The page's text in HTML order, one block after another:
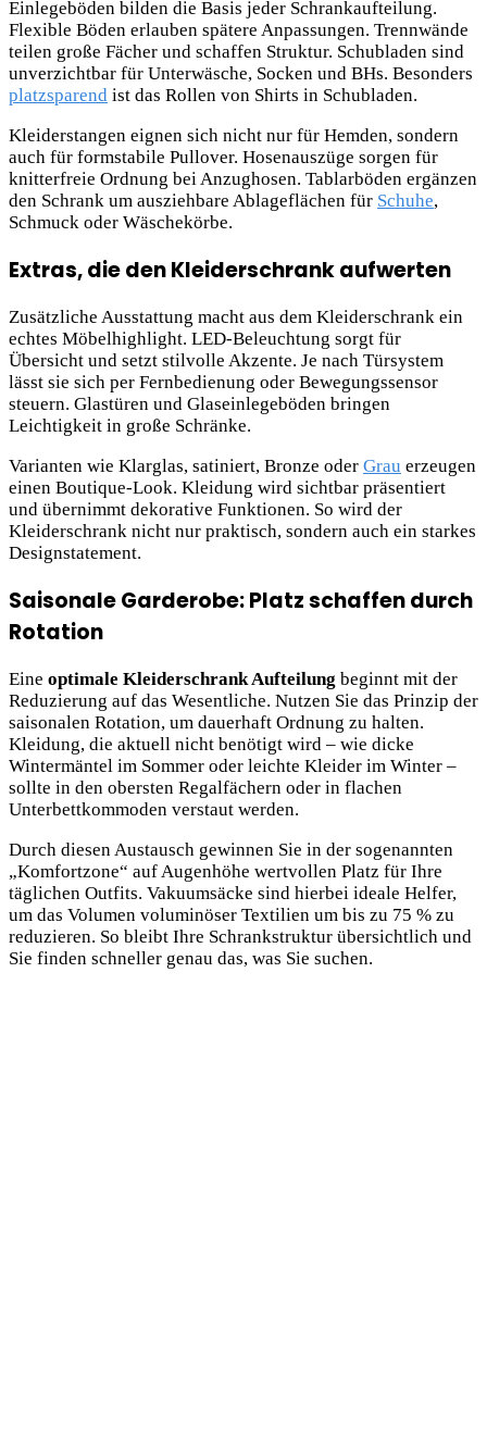
Einlegeböden bilden die Basis jeder Schrankaufteilung.
Flexible Böden erlauben spätere Anpassungen. Trennwände
teilen große Fächer und schaffen Struktur. Schubladen sind
unverzichtbar für Unterwäsche, Socken und BHs. Besonders
platzsparend ist das Rollen von Shirts in Schubladen.
Kleiderstangen eignen sich nicht nur für Hemden, sondern
auch für formstabile Pullover. Hosenauszüge sorgen für
knitterfreie Ordnung bei Anzughosen. Tablarböden ergänzen
den Schrank um ausziehbare Ablageflächen für Schuhe,
Schmuck oder Wäschekörbe.
Extras, die den Kleiderschrank aufwerten
Zusätzliche Ausstattung macht aus dem Kleiderschrank ein
echtes Möbelhighlight. LED-Beleuchtung sorgt für
Übersicht und setzt stilvolle Akzente. Je nach Türsystem
lässt sie sich per Fernbedienung oder Bewegungssensor
steuern. Glastüren und Glaseinlegeböden bringen
Leichtigkeit in große Schränke.
Varianten wie Klarglas, satiniert, Bronze oder Grau erzeugen
einen Boutique-Look. Kleidung wird sichtbar präsentiert
und übernimmt dekorative Funktionen. So wird der
Kleiderschrank nicht nur praktisch, sondern auch ein starkes
Designstatement.
Saisonale Garderobe: Platz schaffen durch
Rotation
Eine optimale Kleiderschrank Aufteilung beginnt mit der
Reduzierung auf das Wesentliche. Nutzen Sie das Prinzip der
saisonalen Rotation, um dauerhaft Ordnung zu halten.
Kleidung, die aktuell nicht benötigt wird – wie dicke
Wintermäntel im Sommer oder leichte Kleider im Winter –
sollte in den obersten Regalfächern oder in flachen
Unterbettkommoden verstaut werden.
Durch diesen Austausch gewinnen Sie in der sogenannten
„Komfortzone“ auf Augenhöhe wertvollen Platz für Ihre
täglichen Outfits. Vakuumsäcke sind hierbei ideale Helfer,
um das Volumen voluminöser Textilien um bis zu 75 % zu
reduzieren. So bleibt Ihre Schrankstruktur übersichtlich und
Sie finden schneller genau das, was Sie suchen.